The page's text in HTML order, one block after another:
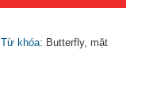
Từ khóa: Butterfly, mặt